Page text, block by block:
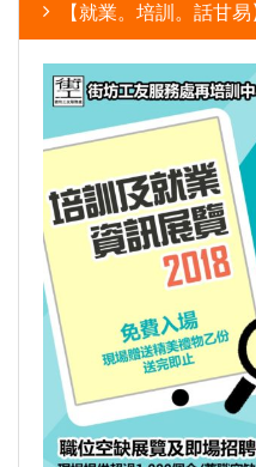
【就業。培訓。話甘